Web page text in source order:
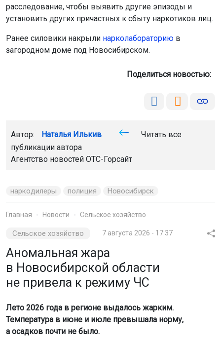
расследование, чтобы выявить другие эпизоды и
установить других причастных к сбыту наркотиков лиц.
Ранее силовики накрыли нарколабораторию в
загородном доме под Новосибирском.
Поделиться новостью:
Автор: Наталья Илькив
Читать все
публикации автора
Агентство новостей ОТС-Горсайт
наркодилеры полиция Новосибирск
Главная Новости Сельское хозяйство
Сельское хозяйство 7 августа 2026 - 17:37
Аномальная жара
в Новосибирской области
не привела к режиму ЧС
Лето 2026 года в регионе выдалось жарким.
Температура в июне и июле превышала норму,
а осадков почти не было.